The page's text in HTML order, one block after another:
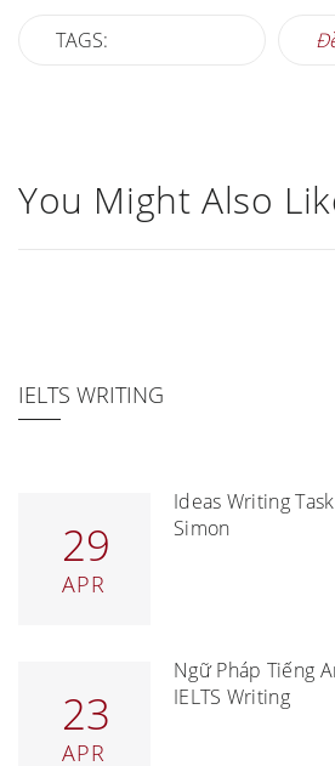
TAGS:
You Might Also
IELTS WRITING
29
APR
Ideas Writing
Simon
23
APR
Ngữ Pháp Tiếng
IELTS Writing